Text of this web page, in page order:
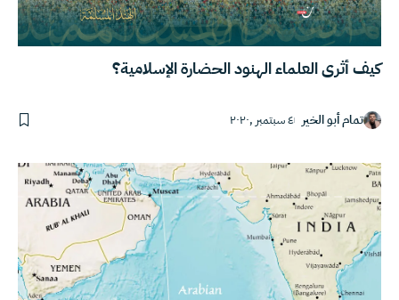
كيف أثرى العلماء الهنود الحضارة الإسلامية؟
تمام أبو الخير ٤ سبتمبر ,٢٠٢٠